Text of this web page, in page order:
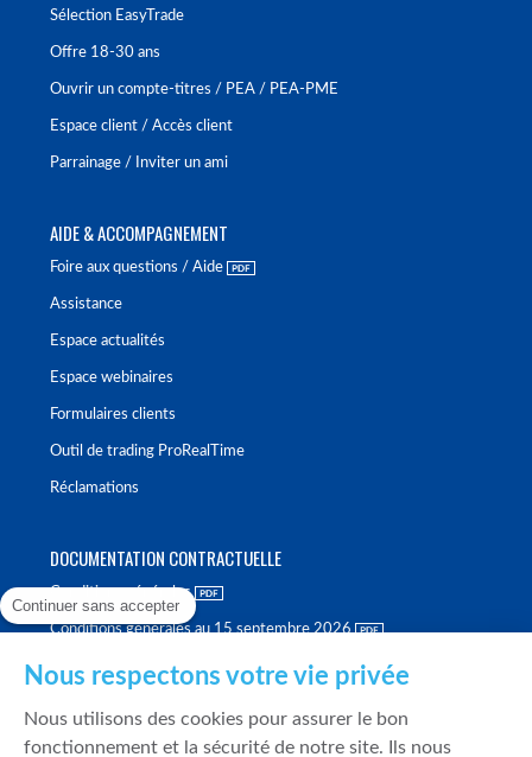
Sélection EasyTrade
Offre 18-30 ans
Ouvrir un compte-titres / PEA / PEA-PME
Espace client / Accès client
Parrainage / Inviter un ami
AIDE & ACCOMPAGNEMENT
Foire aux questions / Aide
Assistance
Espace actualités
Espace webinaires
Formulaires clients
Outil de trading ProRealTime
Réclamations
DOCUMENTATION CONTRACTUELLE
Conditions générales
Conditions générales au 15 septembre 2026
Politique de meilleure sélection
Continuer sans accepter
Nous respectons votre vie privée
Nous utilisons des cookies pour assurer le bon
fonctionnement et la sécurité de notre site. Ils nous